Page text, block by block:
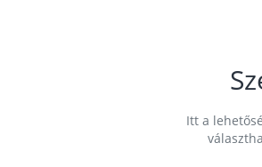
Itt a